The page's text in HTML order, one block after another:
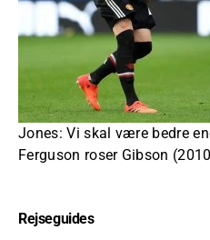
Jones: Vi skal være bedre
Ferguson roser Gibson
Rejseguides